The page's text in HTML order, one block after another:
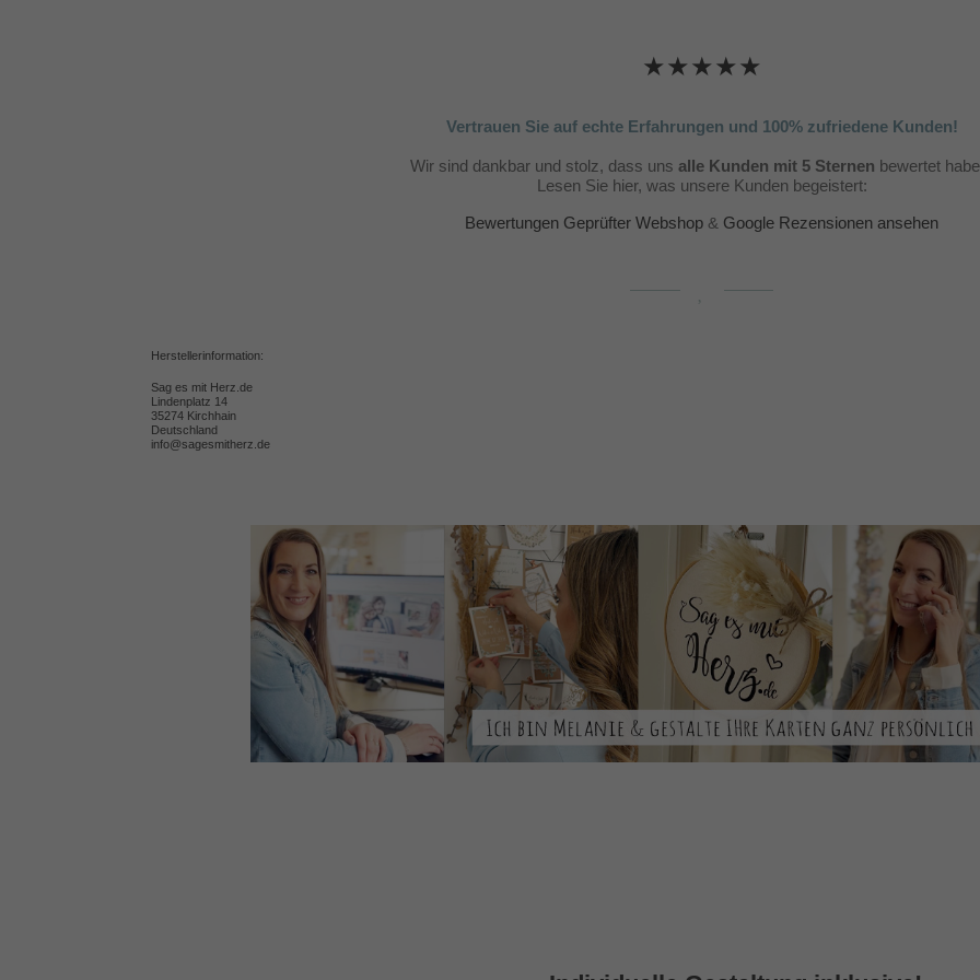
★★★★★
Vertrauen Sie auf echte Erfahrungen und 100% zufriedene Kunden!
Wir sind dankbar und stolz, dass uns alle Kunden mit 5 Sternen bewertet
Lesen Sie hier, was unsere Kunden begeistert:
Bewertungen Geprüfter Webshop & Google Rezensionen ansehen
Herstellerinformation:
Sag es mit Herz.de
Lindenplatz 14
35274 Kirchhain
Deutschland
info@sagesmitherz.de